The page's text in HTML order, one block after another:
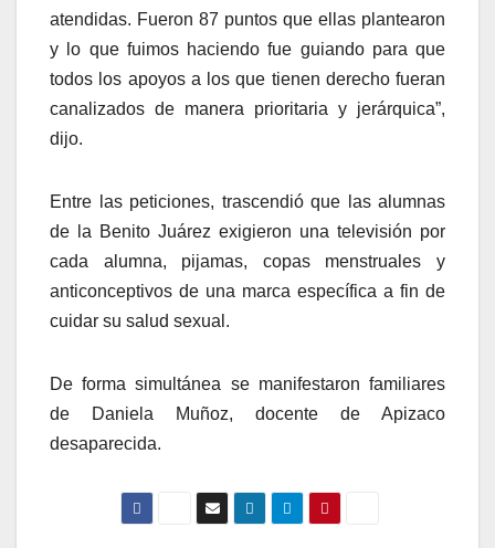
atendidas. Fueron 87 puntos que ellas plantearon
y lo que fuimos haciendo fue guiando para que
todos los apoyos a los que tienen derecho fueran
canalizados de manera prioritaria y jerárquica”,
dijo.
Entre las peticiones, trascendió que las alumnas
de la Benito Juárez exigieron una televisión por
cada alumna, pijamas, copas menstruales y
anticonceptivos de una marca específica a fin de
cuidar su salud sexual.
De forma simultánea se manifestaron familiares
de Daniela Muñoz, docente de Apizaco
desaparecida.